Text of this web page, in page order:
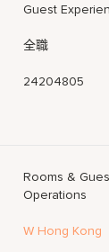
Guest
全職
24204805
Rooms &
Operations
W Hong Kong